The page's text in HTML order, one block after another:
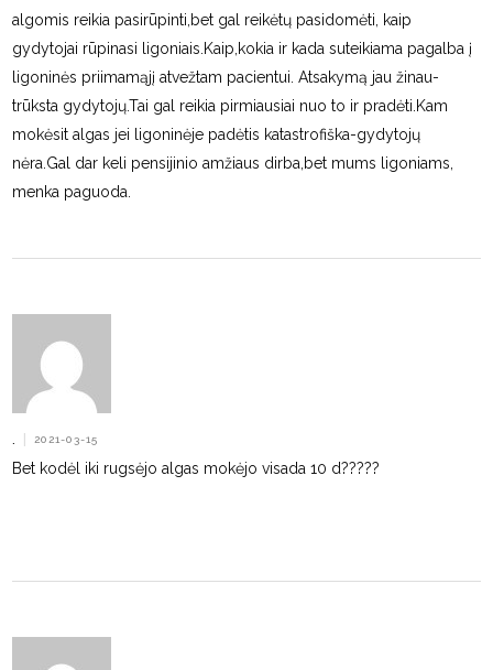
algomis reikia pasirūpinti,bet gal reikėtų pasidomėti, kaip
gydytojai rūpinasi ligoniais.Kaip,kokia ir kada suteikiama pagalba į
ligoninės priimamąjį atvežtam pacientui. Atsakymą jau žinau-
trūksta gydytojų.Tai gal reikia pirmiausiai nuo to ir pradėti.Kam
mokėsit algas jei ligoninėje padėtis katastrofiška-gydytojų
nėra.Gal dar keli pensijinio amžiaus dirba,bet mums ligoniams,
menka paguoda.
| 2021-03-15
Bet kodėl iki rugsėjo algas mokėjo visada 10 d?????